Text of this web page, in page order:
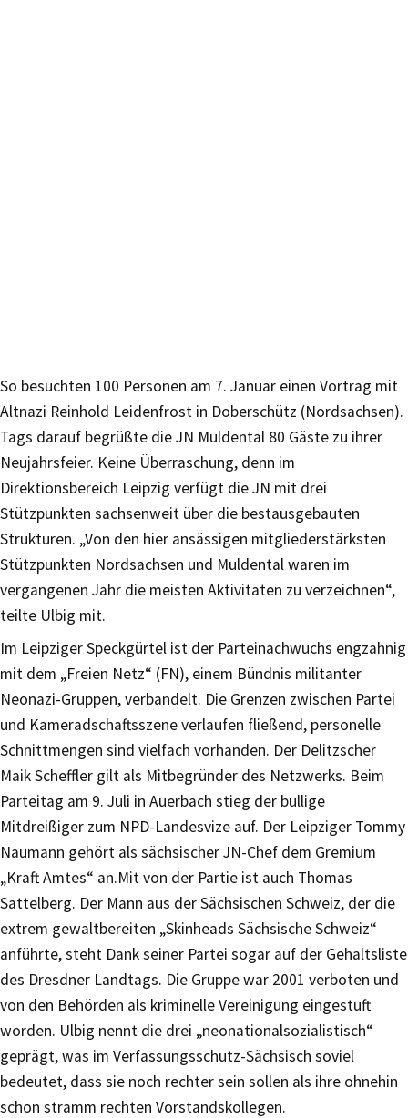
So besuchten 100 Personen am 7. Januar einen Vortrag mit
Altnazi Reinhold Leidenfrost in Doberschütz (Nordsachsen).
Tags darauf begrüßte die JN Muldental 80 Gäste zu ihrer
Neujahrsfeier. Keine Überraschung, denn im
Direktionsbereich Leipzig verfügt die JN mit drei
Stützpunkten sachsenweit über die bestausgebauten
Strukturen. „Von den hier ansässigen mitgliederstärksten
Stützpunkten Nordsachsen und Muldental waren im
vergangenen Jahr die meisten Aktivitäten zu verzeichnen“,
teilte Ulbig mit.
Im Leipziger Speckgürtel ist der Parteinachwuchs engzahnig
mit dem „Freien Netz“ (FN), einem Bündnis militanter
Neonazi-Gruppen, verbandelt. Die Grenzen zwischen Partei
und Kameradschaftsszene verlaufen fließend, personelle
Schnittmengen sind vielfach vorhanden. Der Delitzscher
Maik Scheffler gilt als Mitbegründer des Netzwerks. Beim
Parteitag am 9. Juli in Auerbach stieg der bullige
Mitdreißiger zum NPD-Landesvize auf. Der Leipziger Tommy
Naumann gehört als sächsischer JN-Chef dem Gremium
„Kraft Amtes“ an.Mit von der Partie ist auch Thomas
Sattelberg. Der Mann aus der Sächsischen Schweiz, der die
extrem gewaltbereiten „Skinheads Sächsische Schweiz“
anführte, steht Dank seiner Partei sogar auf der Gehaltsliste
des Dresdner Landtags. Die Gruppe war 2001 verboten und
von den Behörden als kriminelle Vereinigung eingestuft
worden. Ulbig nennt die drei „neonationalsozialistisch“
geprägt, was im Verfassungsschutz-Sächsisch soviel
bedeutet, dass sie noch rechter sein sollen als ihre ohnehin
schon stramm rechten Vorstandskollegen.